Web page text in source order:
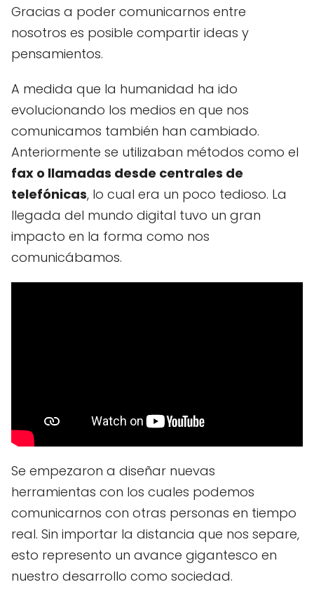
Gracias a poder comunicarnos entre
nosotros es posible compartir ideas y
pensamientos.
A medida que la humanidad ha ido
evolucionando los medios en que nos
comunicamos también han cambiado.
Anteriormente se utilizaban métodos como el
fax o llamadas desde centrales de
telefónicas, lo cual era un poco tedioso. La
llegada del mundo digital tuvo un gran
impacto en la forma como nos
comunicábamos.
Se empezaron a diseñar nuevas
herramientas con los cuales podemos
comunicarnos con otras personas en tiempo
real. Sin importar la distancia que nos separe,
esto represento un avance gigantesco en
nuestro desarrollo como sociedad.